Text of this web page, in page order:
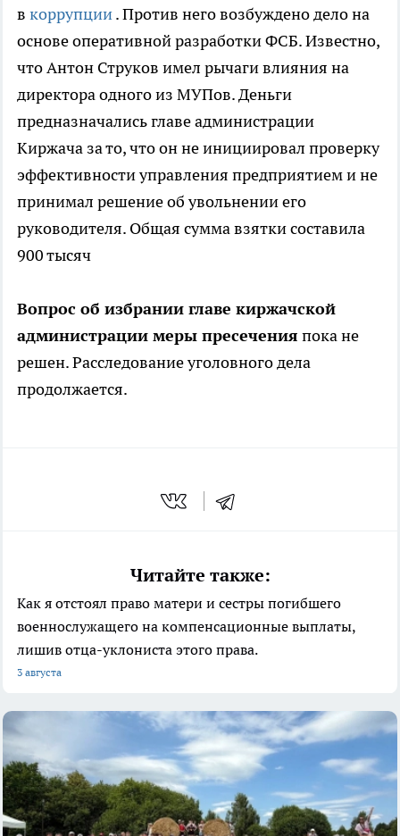
в коррупции. Против него возбуждено дело на
основе оперативной разработки ФСБ. Известно,
что Антон Струков имел рычаги влияния на
директора одного из МУПов. Деньги
предназначались главе администрации
Киржача за то, что он не инициировал проверку
эффективности управления предприятием и не
принимал решение об увольнении его
руководителя. Общая сумма взятки составила
900 тысяч
Вопрос об избрании главе киржачской
администрации меры пресечения пока не
решен. Расследование уголовного дела
продолжается.
Читайте также:
Как я отстоял право матери и сестры погибшего
военнослужащего на компенсационные выплаты,
лишив отца-уклониста этого права.
3 августа